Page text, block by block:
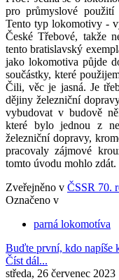
pro průmyslové
Tento typ lokomotivy -
České Třebové, takže
tento bratislavský
jako lokomotiva půjde
součástky, které
Čili, věc je jasná. Je
dějiny železniční
vybudovat v budově
které bylo jednou z
železniční dopravy,
pracovaly zájmové
tomto úvodu mohlo zdát.
Zveřejněno v ČSSR 70.
Označeno v
parná lokomotíva
Buďte první, kdo napíše
Číst dál...
středa, 26 červenec 2023